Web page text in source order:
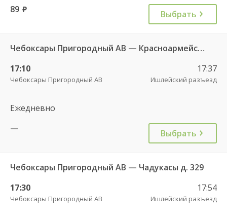
89 руб. Выбрать
Чебоксары Пригородный АВ — Красноармейское с. ДКП 121
17:10
Чебоксары Пригородный АВ
17:37
Ишлейский разъезд
Ежедневно
—
Выбрать
Чебоксары Пригородный АВ — Чадукасы д. 329
17:30
Чебоксары Пригородный АВ
17:54
Ишлейский разъезд